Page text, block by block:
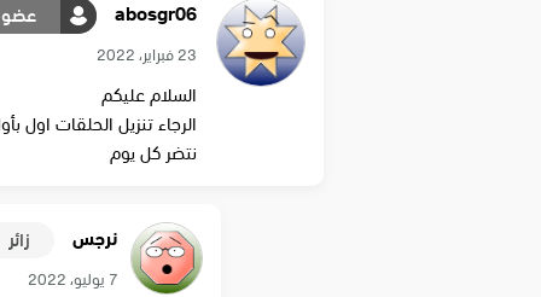
abosgr06 عضو
23 فبراير، 2022
السلام عليكم
الرجاء تنزيل الحلقات اول
نتضر كل يوم
نرجس زائر
7 يوليو، 2022